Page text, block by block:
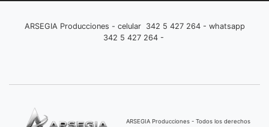
ARSEGIA Producciones - celular 342 5 427 264 - whatsapp
342 5 427 264 -
ARSEGIA Producciones - Todos los derechos